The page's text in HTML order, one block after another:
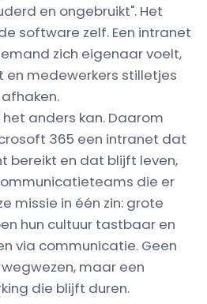
en ongebruikt". Het
software zelf. Een intranet
zich eigenaar voelt,
medewerkers stilletjes
afhaken.
anders kan. Daarom
365 een intranet dat
bereikt en dat blijft leven,
die er
missie in één zin: grote
hun cultuur tastbaar en
via communicatie. Geen
maar een
die blijft duren.